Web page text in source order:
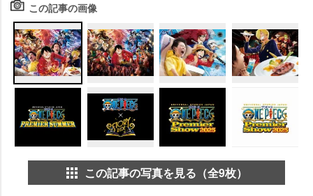
この記事の画像
この記事の写真を見る（全9枚）